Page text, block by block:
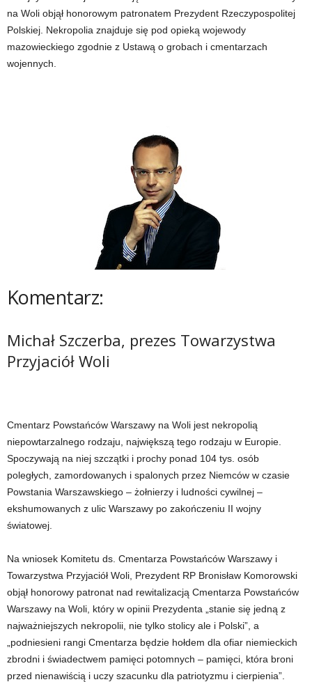
na Woli objął honorowym patronatem Prezydent Rzeczypospolitej
Polskiej. Nekropolia znajduje się pod opieką wojewody
mazowieckiego zgodnie z Ustawą o grobach i cmentarzach
wojennych.
Komentarz:
Michał Szczerba, prezes Towarzystwa
Przyjaciół Woli
Cmentarz Powstańców Warszawy na Woli jest nekropolią
niepowtarzalnego rodzaju, największą tego rodzaju w Europie.
Spoczywają na niej szczątki i prochy ponad 104 tys. osób
poległych, zamordowanych i spalonych przez Niemców w czasie
Powstania Warszawskiego – żołnierzy i ludności cywilnej –
ekshumowanych z ulic Warszawy po zakończeniu II wojny
światowej.
Na wniosek Komitetu ds. Cmentarza Powstańców Warszawy i
Towarzystwa Przyjaciół Woli, Prezydent RP Bronisław Komorowski
objął honorowy patronat nad rewitalizacją Cmentarza Powstańców
Warszawy na Woli, który w opinii Prezydenta „stanie się jedną z
najważniejszych nekropolii, nie tylko stolicy ale i Polski”, a
„podniesieni rangi Cmentarza będzie hołdem dla ofiar niemieckich
zbrodni i świadectwem pamięci potomnych – pamięci, która broni
przed nienawiścią i uczy szacunku dla patriotyzmu i cierpienia”.